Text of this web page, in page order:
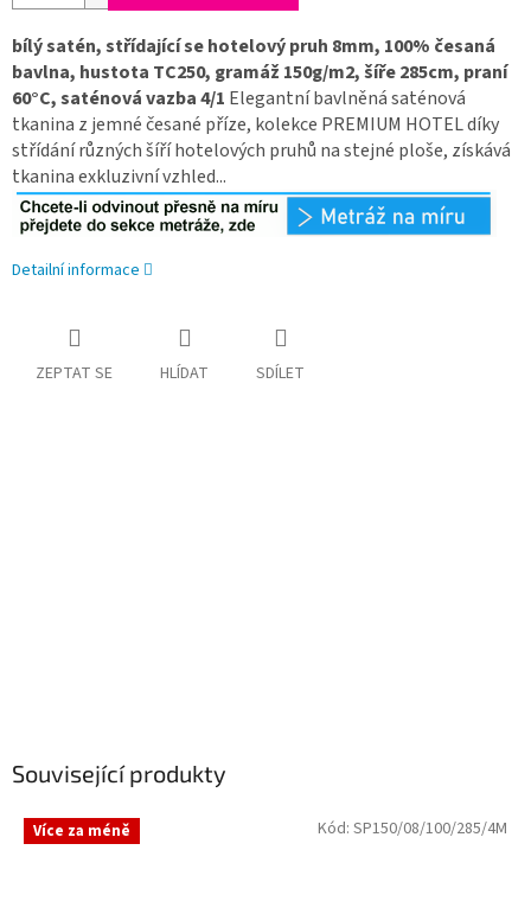
bílý satén, střídající se hotelový pruh 8mm, 100% česaná
bavlna, hustota TC250, gramáž 150g/m2, šíře 285cm, praní
60°C, saténová vazba 4/1 Elegantní bavlněná saténová
tkanina z jemné česané příze, kolekce PREMIUM HOTEL díky
střídání různých šíří hotelových pruhů na stejné ploše, získává
tkanina exkluzivní vzhled...
Detailní informace
ZEPTAT SE HLÍDAT SDÍLET
Související produkty
Více za méně Kód: SP150/08/100/285/4M